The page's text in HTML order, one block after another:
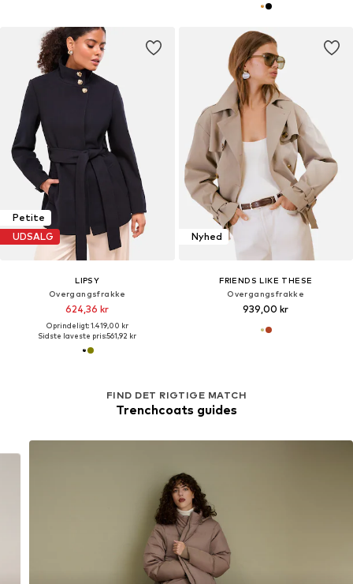
Petite
UDSALG
LIPSY
Overgangsfrakke
624,36 kr
Oprindeligt: 1.419,00 kr
Sidste laveste pris:561,92 kr
Nyhed
FRIENDS LIKE THESE
Overgangsfrakke
939,00 kr
FIND DET RIGTIGE MATCH
Trenchcoats guides